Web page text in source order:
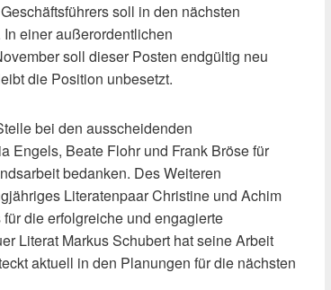
soll in den nächsten
einer außerordentlichen
soll dieser Posten endgültig neu
die Position unbesetzt.
bei den ausscheidenden
Engels, Beate Flohr und Frank Bröse für
bedanken. Des Weiteren
Literatenpaar Christine und Achim
die erfolgreiche und engagierte
Literat Markus Schubert hat seine Arbeit
aktuell in den Planungen für die nächsten